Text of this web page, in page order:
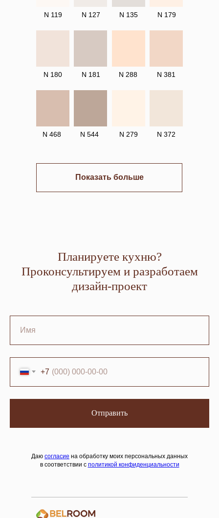
N 119 N 127 N 135 N 179
N 279
N 544
N 468
N 381
N 288
N 181
N 180
N 372
Показать больше
Планируете кухню?
Проконсультируем и разработаем
дизайн-проект
+7
Отправить
Даю согласие на обработку моих персональных данных
в соответствии с политикой конфиденциальности